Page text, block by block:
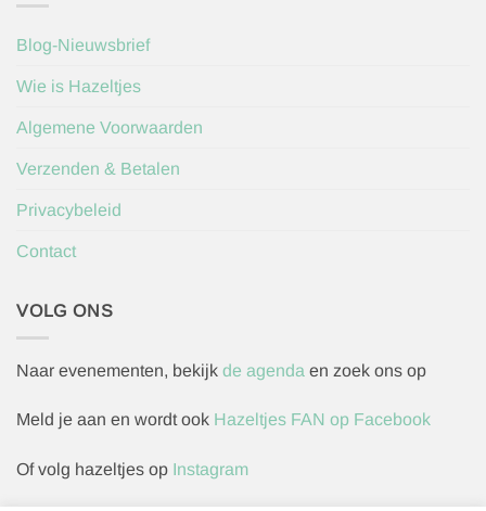
Blog-Nieuwsbrief
Wie is Hazeltjes
Algemene Voorwaarden
Verzenden & Betalen
Privacybeleid
Contact
VOLG ONS
Naar evenementen, bekijk de agenda en zoek ons op
Meld je aan en wordt ook Hazeltjes FAN op Facebook
Of volg hazeltjes op Instagram